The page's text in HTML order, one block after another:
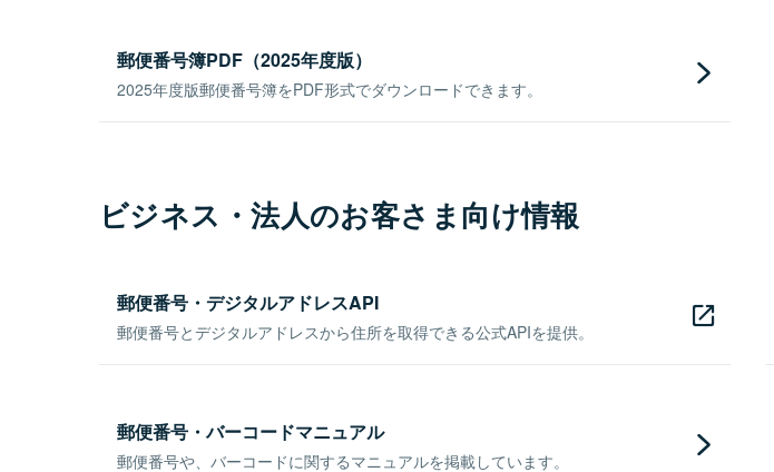
郵便番号簿PDF（2025年度版）
2025年度版郵便番号簿をPDF形式でダウンロードできます。
ビジネス・法人のお客さま向け情報
郵便番号・デジタルアドレスAPI
郵便番号とデジタルアドレスから住所を取得できる公式APIを提供。
郵便番号・バーコードマニュアル
郵便番号や、バーコードに関するマニュアルを掲載しています。